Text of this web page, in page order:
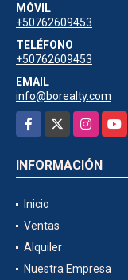
MÓVIL
+50762609453
TELÉFONO
+50762609453
EMAIL
info@borealty.com
Facebook
Instagram
INFORMACIÓN
Inicio
Ventas
Alquiler
Nuestra Empresa